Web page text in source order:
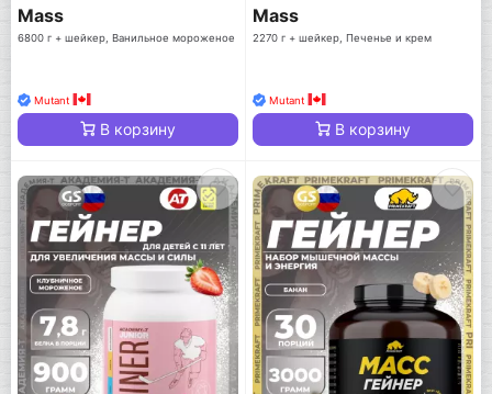
Mass
6800 г + шейкер, Ванильное мороженое
Mutant
В корзину
Mass
2270 г + шейкер, Печенье и крем
Mutant
В корзину